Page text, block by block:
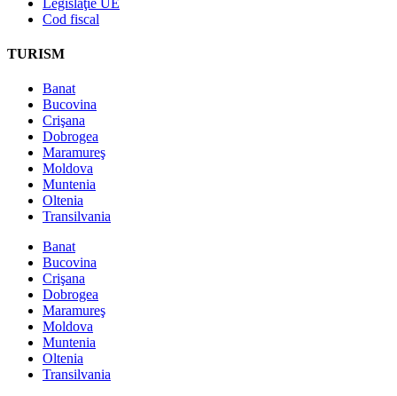
Cod fiscal
TURISM
Banat
Bucovina
Crişana
Dobrogea
Maramureş
Moldova
Muntenia
Oltenia
Transilvania
Banat
Bucovina
Crişana
Dobrogea
Maramureş
Moldova
Muntenia
Oltenia
Transilvania